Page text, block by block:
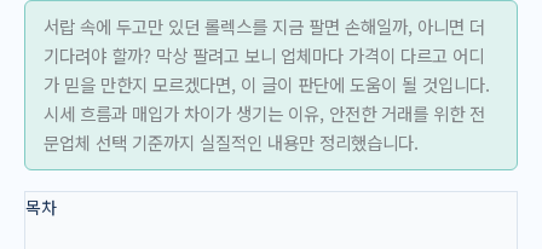
서랍 속에 두고만 있던 롤렉스를 지금 팔면 손해일까, 아니면 더
기다려야 할까? 막상 팔려고 보니 업체마다 가격이 다르고 어디
가 믿을 만한지 모르겠다면, 이 글이 판단에 도움이 될 것입니다.
시세 흐름과 매입가 차이가 생기는 이유, 안전한 거래를 위한 전
문업체 선택 기준까지 실질적인 내용만 정리했습니다.
목차